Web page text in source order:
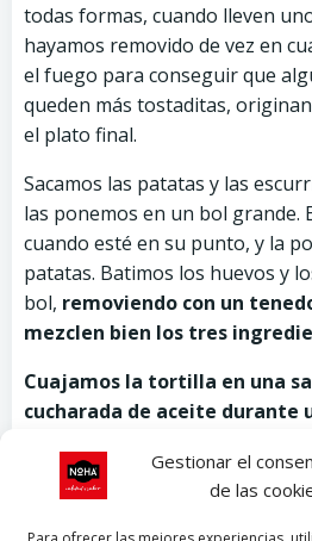
Gestionar el
de las
todas formas, cuando lleven
hayamos removido de vez en
el fuego para conseguir que
queden más tostaditas,
el plato final.
Sacamos las patatas y las
las ponemos en un bol grande.
cuando esté en su punto, y la
patatas. Batimos los huevos y
bol, removiendo con un
mezclen bien los tres
Cuajamos la tortilla en una
cucharada de aceite durante
no sean muy duchos en esa
mercado sartenes dobles que
la tortilla sin riesgo de que se